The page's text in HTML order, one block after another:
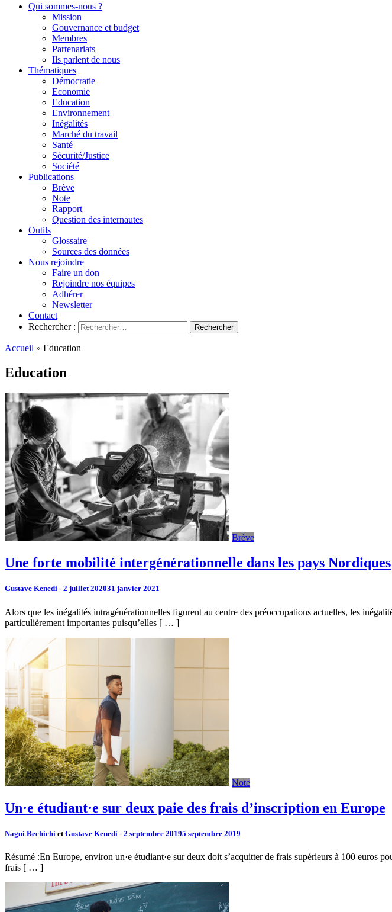
Qui sommes-nous ?
Mission
Gouvernance et budget
Membres
Partenariats
Ils parlent de nous
Thématiques
Démocratie
Economie
Education
Environnement
Inégalités
Marché du travail
Santé
Sécurité/Justice
Société
Publications
Brève
Note
Rapport
Question des internautes
Outils
Glossaire
Sources des données
Nous rejoindre
Faire un don
Rejoindre nos équipes
Adhérer
Newsletter
Contact
Rechercher :
Accueil » Education
Education
Brève
Une forte mobilité intergénérationnelle dans les pays Nordiques
Gustave Kenedi - 2 juillet 202031 janvier 2021
Alors que les inégalités intragénérationnelles figurent au centre des préoccupations actuelles, les
particulièrement importantes puisqu’elles [ … ]
Note
Un·e étudiant·e sur deux paie des frais d’inscription en Europe
Nagui Bechichi et Gustave Kenedi - 2 septembre 20195 septembre 2019
Résumé :En Europe, environ un·e étudiant·e sur deux doit s’acquitter de frais supérieurs à 100 euros
frais [ … ]